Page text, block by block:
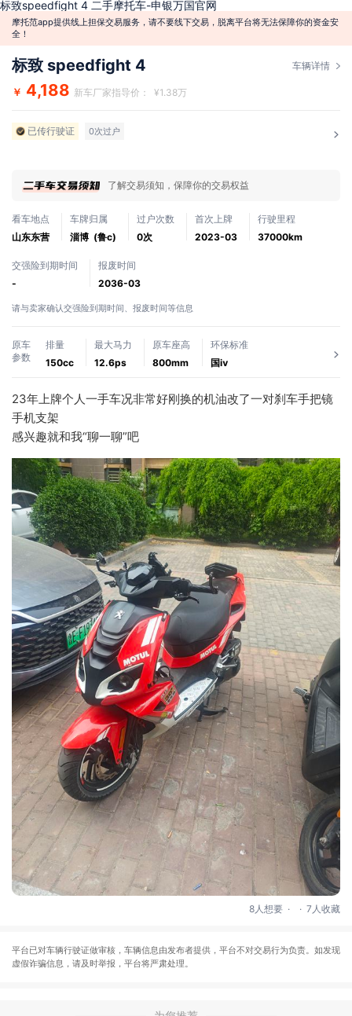
标致speedfight 4 二手摩托车-申银万国官网
摩托范app提供线上担保交易服务，请不要线下交易，脱离平台将无法保障你的资金安
全！
标致 speedfight 4 车辆详情
￥ 4,188 新车厂家指导价： ¥1.38万
已传行驶证 0次过户
了解交易须知，保障你的交易权益
看车地点
山东东营
车牌归属
淄博 (鲁c)
过户次数
0次
首次上牌
2023-03
行驶里程
37000km
交强险到期时间
-
报废时间
2036-03
请与卖家确认交强险到期时间、报废时间等信息
原车
参数
排量
150cc
最大马力
12.6ps
原车座高
800mm
环保标准
国ⅳ
23年上牌个人一手车况非常好刚换的机油改了一对刹车手把镜
手机支架
感兴趣就和我“聊一聊”吧
8人想要 . . 7人收藏
平台已对车辆行驶证做审核，车辆信息由发布者提供，平台不对交易行为负责。如发现
虚假诈骗信息，请及时举报，平台将严肃处理。